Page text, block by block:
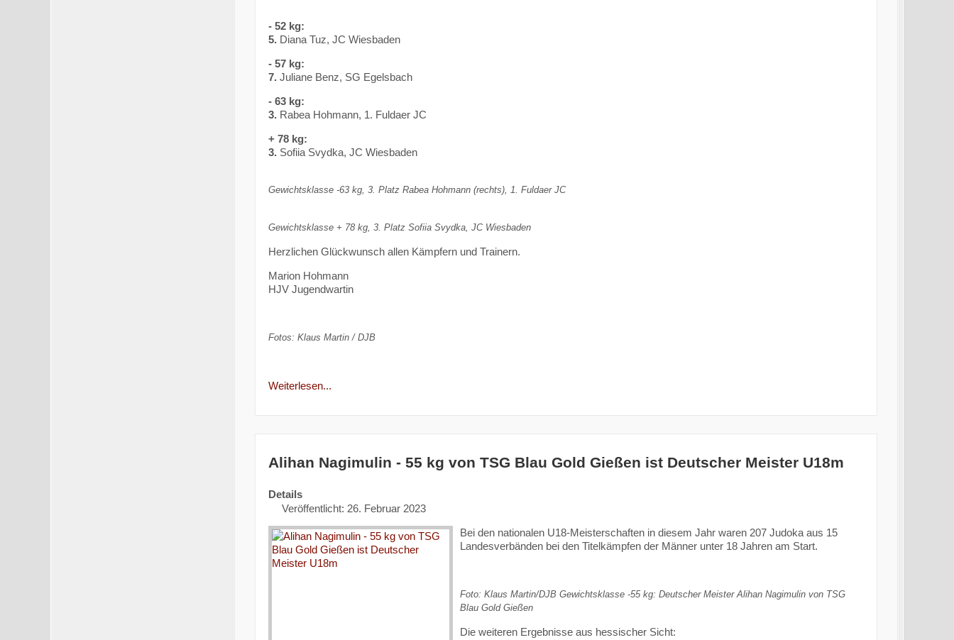
- 52 kg:
5.Diana Tuz, JC Wiesbaden
- 57 kg:
7.Juliane Benz, SG Egelsbach
- 63 kg:
3.Rabea Hohmann, 1. Fuldaer JC
+ 78 kg:
3.Sofiia Svydka, JC Wiesbaden
Gewichtsklasse -63 kg, 3. Platz Rabea Hohmann (rechts), 1. Fuldaer JC
Gewichtsklasse + 78 kg, 3. Platz Sofiia Svydka, JC Wiesbaden
Herzlichen Glückwunsch allen Kämpfern und Trainern.
Marion Hohmann
HJV Jugendwartin
Fotos: Klaus Martin / DJB
Weiterlesen...
Alihan Nagimulin - 55 kg von TSG Blau Gold Gießen ist Deutscher Meister U18m
Details
Veröffentlicht: 26. Februar 2023
Bei den nationalen U18-Meisterschaften in diesem Jahr waren 207 Judoka aus 15
Landesverbänden bei den Titelkämpfen der Männer unter 18 Jahren am Start.
Foto: Klaus Martin/DJB Gewichtsklasse -55 kg: Deutscher Meister Alihan Nagimulin von TSG
Blau Gold Gießen
Die weiteren Ergebnisse aus hessischer Sicht: